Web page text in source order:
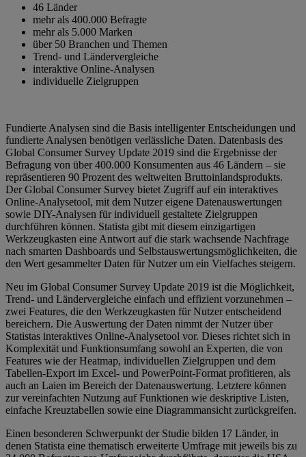
46 Länder
mehr als 400.000 Befragte
mehr als 5.000 Marken
über 50 Branchen und Themen
Trend- und Ländervergleiche
interaktive Online-Analysen
individuelle Zielgruppen
Fundierte Analysen sind die Basis intelligenter Entscheidungen und
fundierte Analysen benötigen verlässliche Daten. Datenbasis des
Global Consumer Survey Update 2019 sind die Ergebnisse der
Befragung von über 400.000 Konsumenten aus 46 Ländern – sie
repräsentieren 90 Prozent des weltweiten Bruttoinlandsprodukts.
Der Global Consumer Survey bietet Zugriff auf ein interaktives
Online-Analysetool, mit dem Nutzer eigene Datenauswertungen
sowie DIY-Analysen für individuell gestaltete Zielgruppen
durchführen können. Statista gibt mit diesem einzigartigen
Werkzeugkasten eine Antwort auf die stark wachsende Nachfrage
nach smarten Dashboards und Selbstauswertungsmöglichkeiten, die
den Wert gesammelter Daten für Nutzer um ein Vielfaches steigern.
Neu im Global Consumer Survey Update 2019 ist die Möglichkeit,
Trend- und Ländervergleiche einfach und effizient vorzunehmen –
zwei Features, die den Werkzeugkasten für Nutzer entscheidend
bereichern. Die Auswertung der Daten nimmt der Nutzer über
Statistas interaktives Online-Analysetool vor. Dieses richtet sich in
Komplexität und Funktionsumfang sowohl an Experten, die von
Features wie der Heatmap, individuellen Zielgruppen und dem
Tabellen-Export im Excel- und PowerPoint-Format profitieren, als
auch an Laien im Bereich der Datenauswertung. Letztere können
zur vereinfachten Nutzung auf Funktionen wie deskriptive Listen,
einfache Kreuztabellen sowie eine Diagrammansicht zurückgreifen.
Einen besonderen Schwerpunkt der Studie bilden 17 Länder, in
denen Statista eine thematisch erweiterte Umfrage mit jeweils bis zu